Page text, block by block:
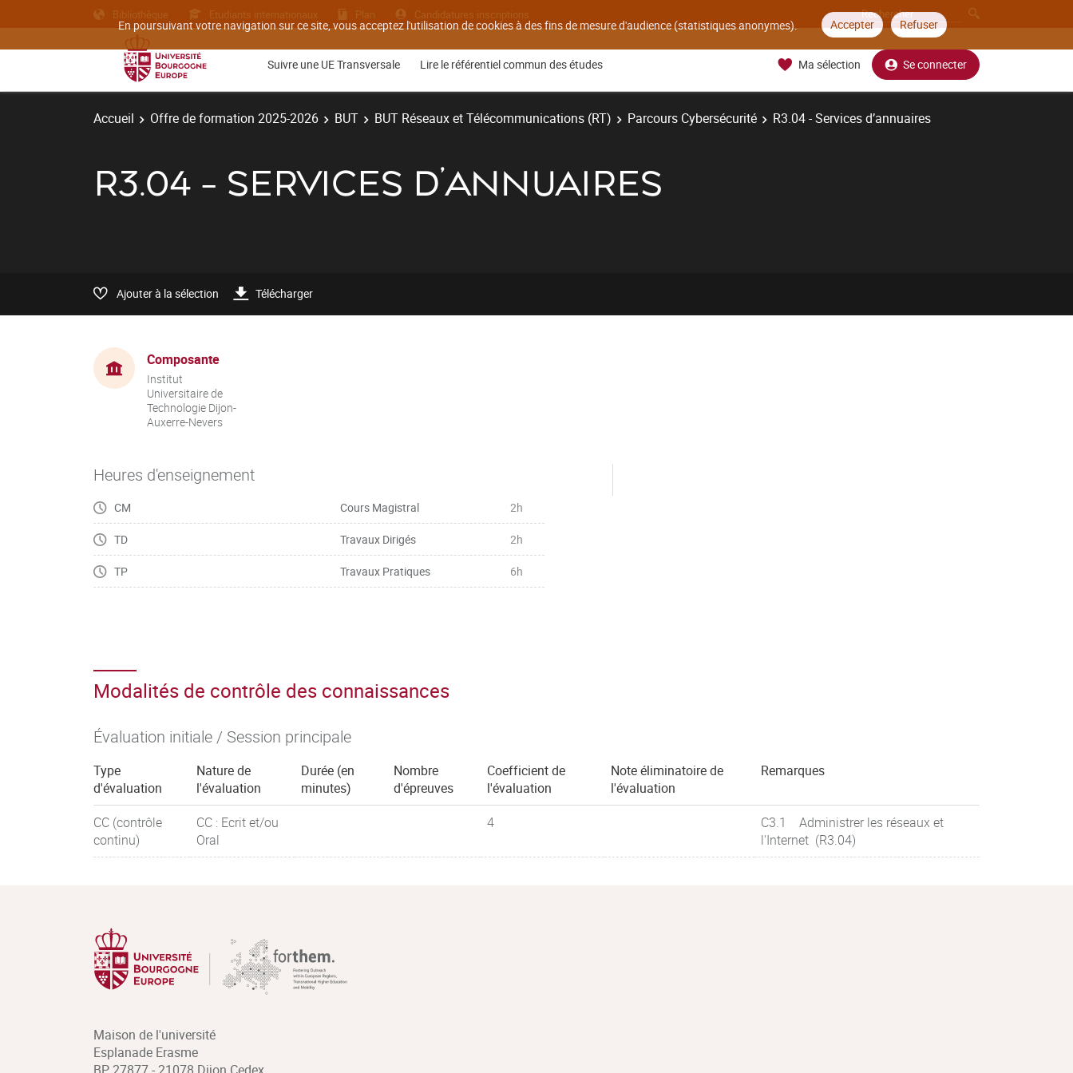
En poursuivant votre navigation sur ce site, vous acceptez l'utilisation de cookies à des fins de mesure d'audience (statistiques anonymes). Accepter Refuser
Bibliothèque Etudiants internationaux Plan Candidatures inscriptions
Suivre une UE Transversale Lire le référentiel commun des études Ma sélection Se connecter
Accueil Offre de formation 2025-2026 BUT BUT Réseaux et Télécommunications (RT) Parcours Cybersécurité R3.04 - Services d’annuaires
R3.04 - SERVICES D’ANNUAIRES
Ajouter à la sélection Télécharger
Composante
Institut
Universitaire de
Technologie Dijon-
Auxerre-Nevers
Heures d'enseignement
CM Cours Magistral 2h
TD Travaux Dirigés 2h
TP Travaux Pratiques 6h
Modalités de contrôle des connaissances
Évaluation initiale / Session principale
Type
d'évaluation
Nature de
l'évaluation
Durée (en
minutes)
Nombre
d'épreuves
Coefficient de
l'évaluation
Note éliminatoire de
l'évaluation
Remarques
CC (contrôle
continu)
CC : Ecrit et/ou
Oral
4
C3.1 Administrer les réseaux et
l'Internet (R3.04)
Maison de l'université
Esplanade Erasme